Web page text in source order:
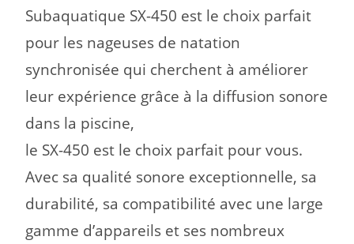
Subaquatique SX-450 est le choix parfait
pour les nageuses de natation
synchronisée qui cherchent à améliorer
leur expérience grâce à la diffusion sonore
dans la piscine,
le SX-450 est le choix parfait pour vous.
Avec sa qualité sonore exceptionnelle, sa
durabilité, sa compatibilité avec une large
gamme d’appareils et ses nombreux